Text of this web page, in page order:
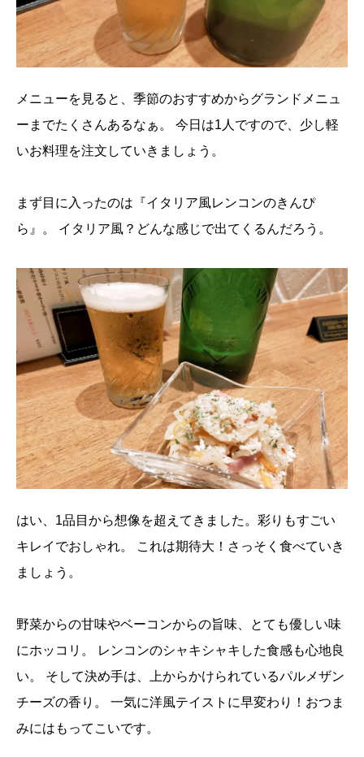
メニューを見ると、季節のおすすめからグランドメニュ
ーまでたくさんあるなぁ。
今日は1人ですので、少し軽
いお料理を注文していきましょう。
まず目に入ったのは『イタリア風レンコンのきんぴ
ら』。
イタリア風？どんな感じで出てくるんだろう。
はい、1品目から想像を超えてきました。彩りもすごい
キレイでおしゃれ。
これは期待大！さっそく食べていき
ましょう。
野菜からの甘味やベーコンからの旨味、とても優しい味
にホッコリ。
レンコンのシャキシャキした食感も心地良
い。
そして決め手は、上からかけられているパルメザン
チーズの香り。
一気に洋風テイストに早変わり！おつま
みにはもってこいです。